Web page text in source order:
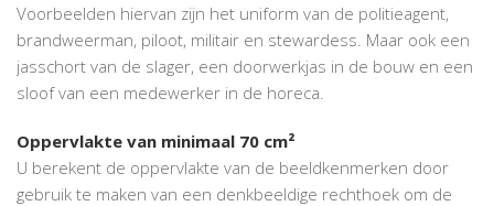
Voorbeelden hiervan zijn het uniform van de politieagent,
brandweerman, piloot, militair en stewardess. Maar ook een
jasschort van de slager, een doorwerkjas in de bouw en een
sloof van een medewerker in de horeca.
Oppervlakte van minimaal 70 cm²
U berekent de oppervlakte van de beeldkenmerken door
gebruik te maken van een denkbeeldige rechthoek om de